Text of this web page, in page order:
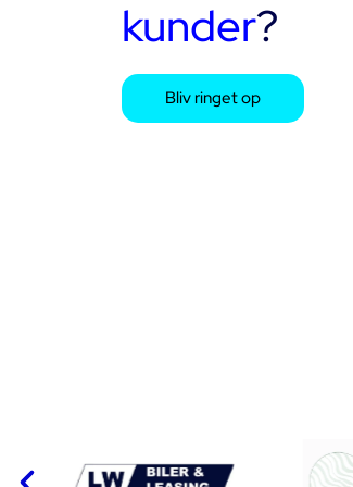
kunder?
Bliv ringet op